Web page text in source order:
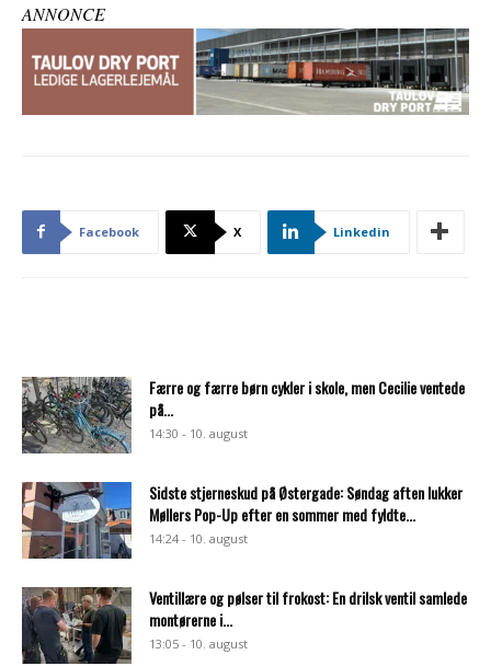
ANNONCE
Facebook X Linkedin
Færre og færre børn cykler i skole, men Cecilie ventede
på...
14:30 - 10. august
Sidste stjerneskud på Østergade: Søndag aften lukker
Møllers Pop-Up efter en sommer med fyldte...
14:24 - 10. august
Ventillære og pølser til frokost: En drilsk ventil samlede
montørerne i...
13:05 - 10. august